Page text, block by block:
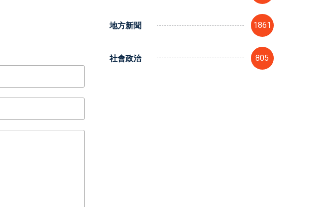
地方新聞 1861
社會政治 805